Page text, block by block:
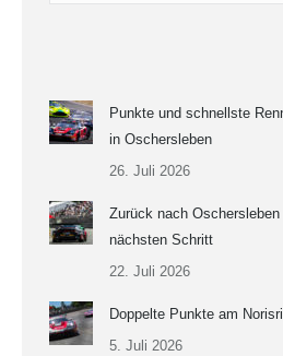
Punkte und schnellste
in Oschersleben
26. Juli 2026
Zurück nach
nächsten Schritt
22. Juli 2026
Doppelte Punkte am
5. Juli 2026